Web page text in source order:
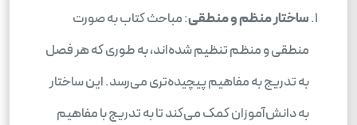
ساختار منظم و منطقی: مباحث کتاب به صورت
منطقی و منظم تنظیم شده‌اند، به طوری که هر فصل
به تدریج به مفاهیم پیچیده‌تری می‌رسد. این ساختار
به دانش‌آموزان کمک می‌کند تا به تدریج با مفاهیم